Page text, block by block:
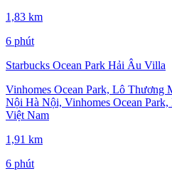
1,83 km
6 phút
Starbucks Ocean Park Hải Âu Villa
Vinhomes Ocean Park, Lô Thương
Nội Hà Nội, Vinhomes Ocean
Việt Nam
1,91 km
6 phút